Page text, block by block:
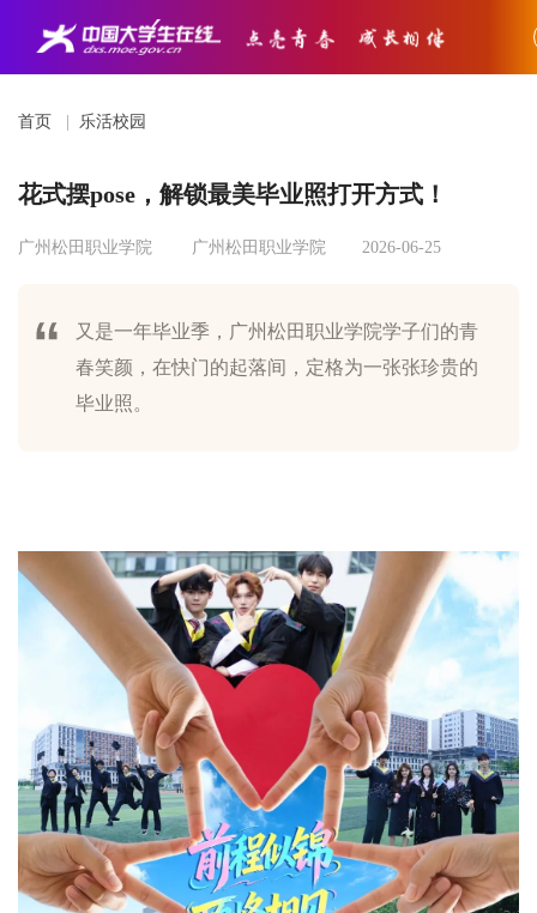
首页 乐活校园
花式摆pose，解锁最美毕业照打开方式！
广州松田职业学院 广州松田职业学院 2026-06-25
又是一年毕业季，广州松田职业学院学子们的青
春笑颜，在快门的起落间，定格为一张张珍贵的
毕业照。